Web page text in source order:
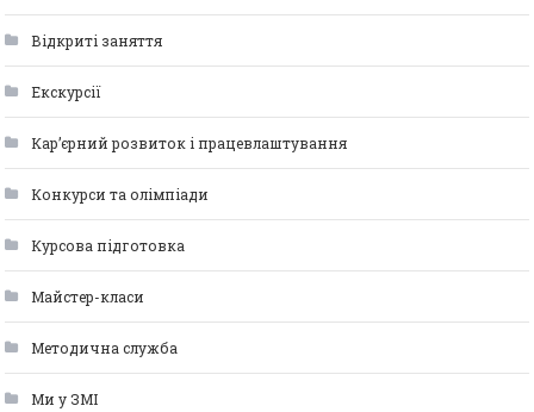
Відкриті заняття
Екскурсії
Кар’єрний розвиток і працевлаштування
Конкурси та олімпіади
Курсова підготовка
Майстер-класи
Методична служба
Ми у ЗМІ